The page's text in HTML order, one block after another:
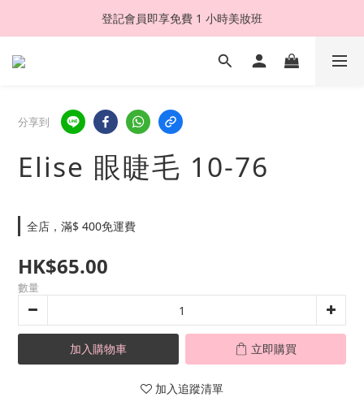
登記會員即享免費 1 小時美妝班
分享到
Elise 眼睫毛 10-76
全店，滿$ 400免運費
HK$65.00
數量
加入購物車 立即購買
加入追蹤清單